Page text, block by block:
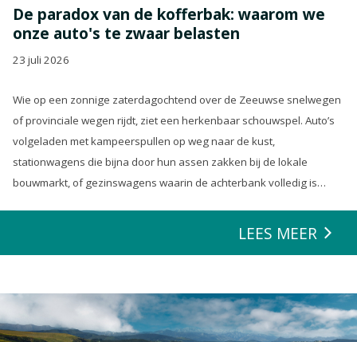
De paradox van de kofferbak: waarom we
onze auto's te zwaar belasten
23 juli 2026
Wie op een zonnige zaterdagochtend over de Zeeuwse snelwegen
of provinciale wegen rijdt, ziet een herkenbaar schouwspel. Auto’s
volgeladen met kampeerspullen op weg naar de kust,
stationwagens die bijna door hun assen zakken bij de lokale
bouwmarkt, of gezinswagens waarin de achterbank volledig is
zeulen. We houden van onze auto’s en we verwachten dat ze alles
LEES MEER